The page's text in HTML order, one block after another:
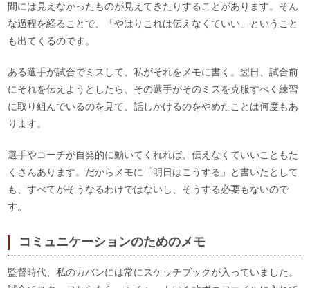
間には見えなかったものが見えてきたりすることがあります。そん
な過程を経ることで、「やはりこれは伝えなくていい」ということ
も出てくるのです。
ある選手が試合でミスして、私がそれをメモに書く。翌日、試合前
にそれを伝えようとしたら、その選手がそのミスを克服すべく練習
に取り組んでいるのを見て、話しかけるのをやめたことは何度もあ
ります。
選手やコーチが自発的に動いてくれれば、伝えなくていいこともた
くさんあります。だからメモに「明日はこうする」と書いたとして
も、すべてがそうなるわけではないし、そうする必要もないので
す。
コミュニケーションのためのメモ
監督時代、私のカバンには常にスケッチブックが入っていました。